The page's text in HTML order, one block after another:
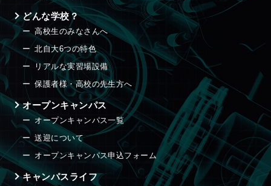
どんな学校？
高校生のみなさんへ
北自大6つの特色
リアルな実習場設備
保護者様・高校の先生方へ
オープンキャンパス
オープンキャンパス一覧
送迎について
オープンキャンパス申込フォーム
キャンパスライフ